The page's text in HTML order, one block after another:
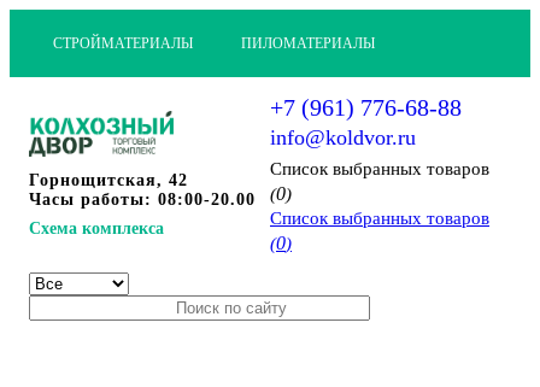
СТРОЙМАТЕРИАЛЫ ПИЛОМАТЕРИАЛЫ
Горнощитская, 42
Часы работы: 08:00-20.00
Схема комплекса
+7 (961) 776-68-88
info@koldvor.ru
Cписок выбранных товаров
(0)
Cписок выбранных товаров
(0)